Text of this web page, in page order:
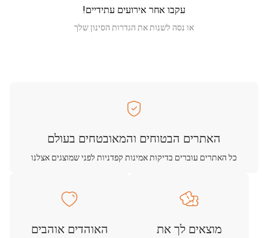
עקבו אחר אירועים עתידיים!
או נסה לשנות את הגדרות הסינון שלך
האתרים הבטוחים והמאובטחים בעולם
כל האתרים עוברים בדיקות אמינות קפדניות לפני שמוצגים אצלנו
מוצאים לך את
האוהדים אוהבים